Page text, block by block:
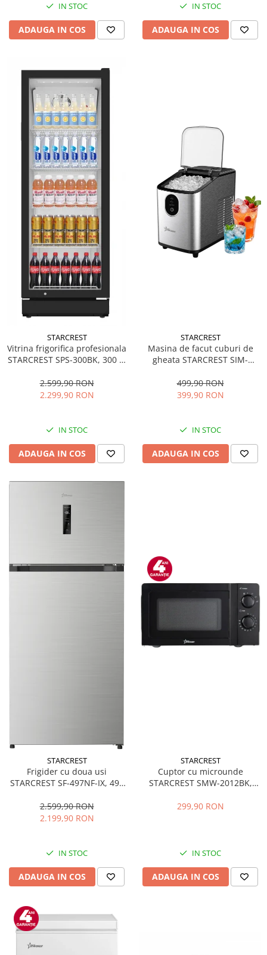
IN STOC
ADAUGA IN COS
IN STOC
ADAUGA IN COS
STARCREST
Vitrina frigorifica profesionala
STARCREST SPS-300BK, 300 L,
LED, H 169.5 cm, Negru
2.599,90 RON
2.299,90 RON
IN STOC
ADAUGA IN COS
STARCREST
Masina de facut cuburi de
gheata STARCREST SIM-
12Kg/24h, Cos gheata
detasabil, Rezervor apa 0.8 l,
499,90 RON
399,90 RON
IN STOC
ADAUGA IN COS
STARCREST
Frigider cu doua usi
STARCREST SF-497NF-IX, 497
Inverter, Clasa E, Display,
Functie super racire, Blocare
2.599,90 RON
2.199,90 RON
IN STOC
ADAUGA IN COS
STARCREST
Cuptor cu microunde
STARCREST SMW-2012BK,
mecanic, 6 Trepte de putere,
299,90 RON
IN STOC
ADAUGA IN COS